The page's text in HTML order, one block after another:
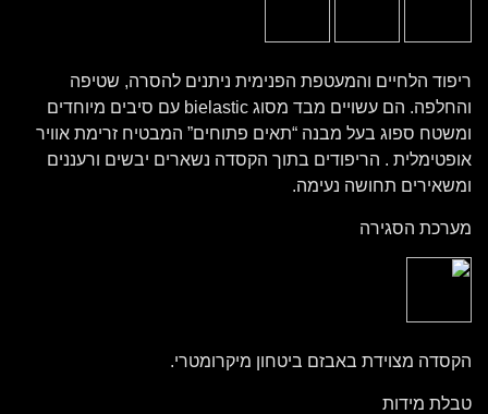
ריפוד הלחיים והמעטפת הפנימית ניתנים להסרה, שטיפה
והחלפה. הם עשויים מבד מסוג bielastic עם סיבים מיוחדים
ומשטח ספוג בעל מבנה “תאים פתוחים” המבטיח זרימת אוויר
אופטימלית . הריפודים בתוך הקסדה נשארים יבשים ורעננים
ומשאירים תחושה נעימה.
מערכת הסגירה
הקסדה מצוידת באבזם ביטחון מיקרומטרי.
טבלת מידות